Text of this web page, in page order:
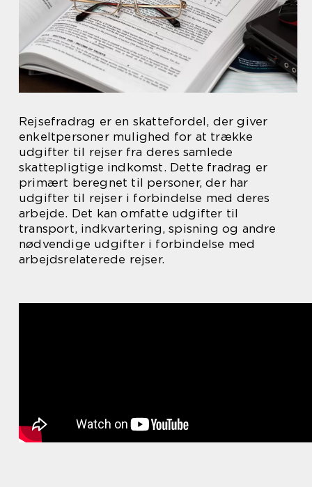
Rejsefradrag er en skattefordel, der giver
enkeltpersoner mulighed for at trække
udgifter til rejser fra deres samlede
skattepligtige indkomst. Dette fradrag er
primært beregnet til personer, der har
udgifter til rejser i forbindelse med deres
arbejde. Det kan omfatte udgifter til
transport, indkvartering, spisning og andre
nødvendige udgifter i forbindelse med
arbejdsrelaterede rejser.